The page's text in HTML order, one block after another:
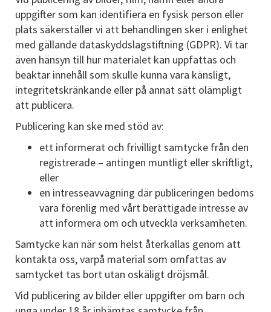
uppgifter som kan identifiera en fysisk person eller
plats säkerställer vi att behandlingen sker i enlighet
med gällande dataskyddslagstiftning (GDPR). Vi tar
även hänsyn till hur materialet kan uppfattas och
beaktar innehåll som skulle kunna vara känsligt,
integritetskränkande eller på annat sätt olämpligt
att publicera.
Publicering kan ske med stöd av:
ett informerat och frivilligt samtycke från den
registrerade – antingen muntligt eller skriftligt,
eller
en intresseavvägning där publiceringen bedöms
vara förenlig med vårt berättigade intresse av
att informera om och utveckla verksamheten.
Samtycke kan när som helst återkallas genom att
kontakta oss, varpå material som omfattas av
samtycket tas bort utan oskäligt dröjsmål.
Vid publicering av bilder eller uppgifter om barn och